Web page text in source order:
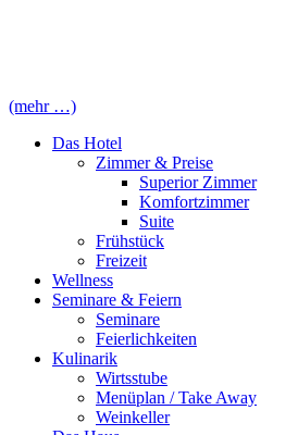
(mehr …)
Das Hotel
Zimmer & Preise
Superior Zimmer
Komfortzimmer
Suite
Frühstück
Freizeit
Wellness
Seminare & Feiern
Seminare
Feierlichkeiten
Kulinarik
Wirtsstube
Menüplan / Take Away
Weinkeller